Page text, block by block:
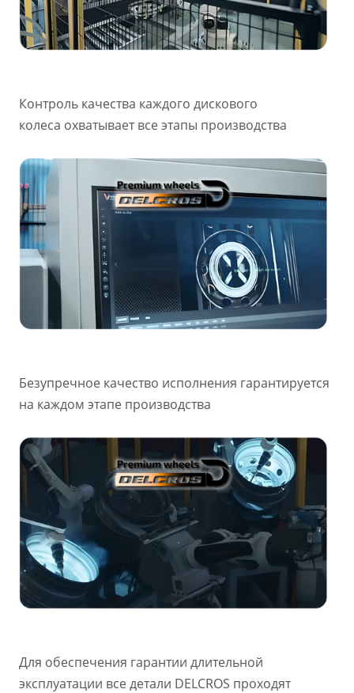
Контроль качества каждого дискового
колеса охватывает все этапы производства
Безупречное качество исполнения гарантируется
на каждом этапе производства
Для обеспечения гарантии длительной
эксплуатации все детали DELCROS проходят